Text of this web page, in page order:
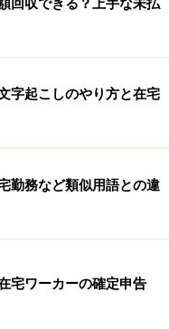
回収できる？上手な未払
字起こしのやり方と在宅
勤務など類似用語との違
宅ワーカーの確定申告